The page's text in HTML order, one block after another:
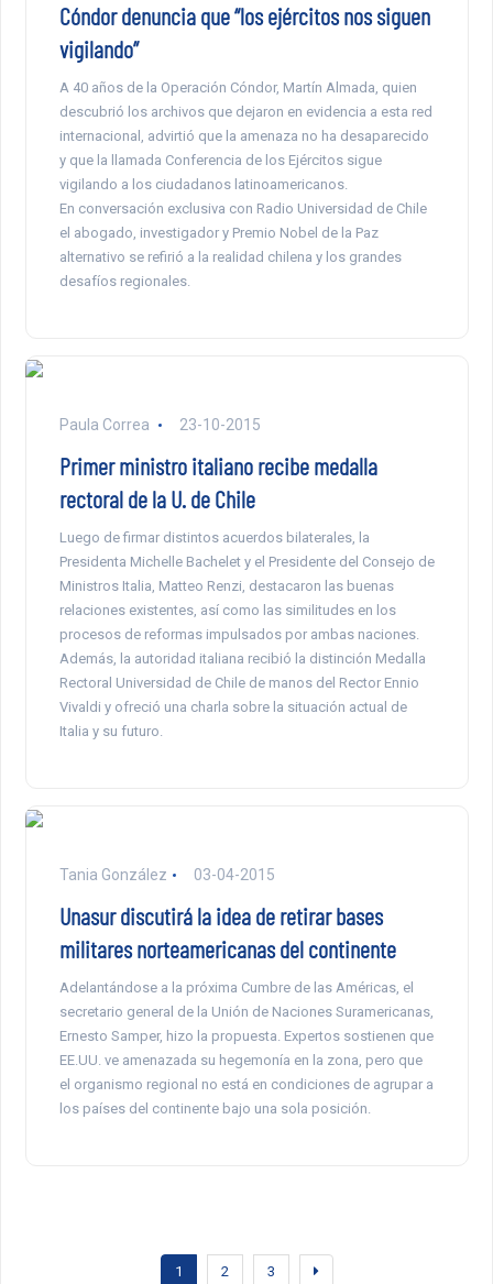
Cóndor denuncia que “los ejércitos nos siguen
vigilando”
A 40 años de la Operación Cóndor, Martín Almada, quien
descubrió los archivos que dejaron en evidencia a esta red
internacional, advirtió que la amenaza no ha desaparecido
y que la llamada Conferencia de los Ejércitos sigue
vigilando a los ciudadanos latinoamericanos.
En conversación exclusiva con Radio Universidad de Chile
el abogado, investigador y Premio Nobel de la Paz
alternativo se refirió a la realidad chilena y los grandes
desafíos regionales.
Paula Correa 23-10-2015
Primer ministro italiano recibe medalla
rectoral de la U. de Chile
Luego de firmar distintos acuerdos bilaterales, la
Presidenta Michelle Bachelet y el Presidente del Consejo de
Ministros Italia, Matteo Renzi, destacaron las buenas
relaciones existentes, así como las similitudes en los
procesos de reformas impulsados por ambas naciones.
Además, la autoridad italiana recibió la distinción Medalla
Rectoral Universidad de Chile de manos del Rector Ennio
Vivaldi y ofreció una charla sobre la situación actual de
Italia y su futuro.
Tania González 03-04-2015
Unasur discutirá la idea de retirar bases
militares norteamericanas del continente
Adelantándose a la próxima Cumbre de las Américas, el
secretario general de la Unión de Naciones Suramericanas,
Ernesto Samper, hizo la propuesta. Expertos sostienen que
EE.UU. ve amenazada su hegemonía en la zona, pero que
el organismo regional no está en condiciones de agrupar a
los países del continente bajo una sola posición.
1 2 3